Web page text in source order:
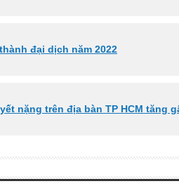
đại dịch năm 2022
nặng trên địa bàn TP HCM tăng